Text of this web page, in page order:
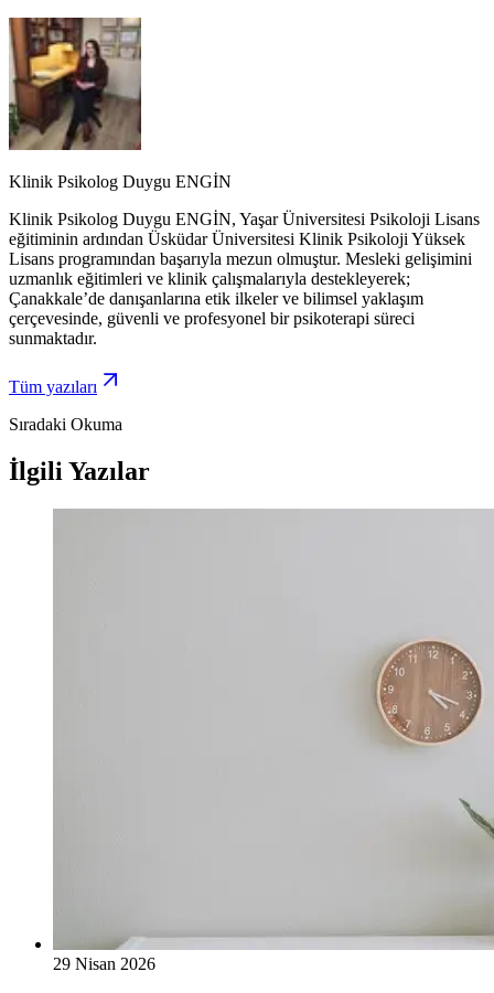
Klinik Psikolog Duygu ENGİN
Klinik Psikolog Duygu ENGİN, Yaşar Üniversitesi Psikoloji Lisans
eğitiminin ardından Üsküdar Üniversitesi Klinik Psikoloji Yüksek
Lisans programından başarıyla mezun olmuştur. Mesleki gelişimini
uzmanlık eğitimleri ve klinik çalışmalarıyla destekleyerek;
Çanakkale’de danışanlarına etik ilkeler ve bilimsel yaklaşım
çerçevesinde, güvenli ve profesyonel bir psikoterapi süreci
sunmaktadır.
Tüm yazıları
Sıradaki Okuma
İlgili Yazılar
29 Nisan 2026